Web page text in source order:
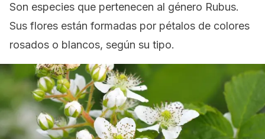
Son especies que pertenecen al género Rubus.
Sus flores están formadas por pétalos de colores
rosados o blancos, según su tipo.